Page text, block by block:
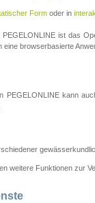
Form oder in
ist das
browserbasierte
PEGELONLINE kann
weitere Funktionen zur